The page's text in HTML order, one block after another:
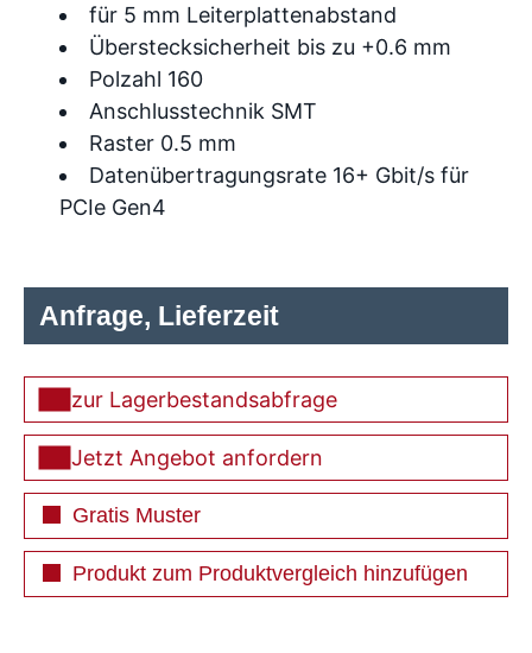
für 5 mm Leiterplattenabstand
Überstecksicherheit bis zu +0.6 mm
Polzahl 160
Anschlusstechnik SMT
Raster 0.5 mm
Datenübertragungsrate 16+ Gbit/s für
PCIe Gen4
Anfrage, Lieferzeit
zur Lagerbestandsabfrage
Jetzt Angebot anfordern
Gratis Muster
Produkt zum Produktvergleich hinzufügen